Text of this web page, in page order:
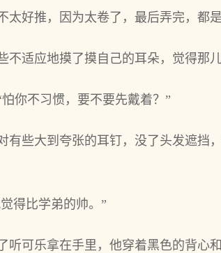
太好推，因为太卷了，最后弄完，都
适应地摸了摸自己的耳朵，觉得那儿
你不习惯，要不要先戴着？”
有些大到夸张的耳钉，没了头发遮挡
得比学弟的帅。”
听可乐拿在手里，他穿着黑色的背心